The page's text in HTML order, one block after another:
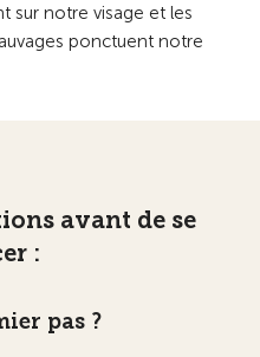
sur notre visage et les
ponctuent notre
avant de se
:
pas ?